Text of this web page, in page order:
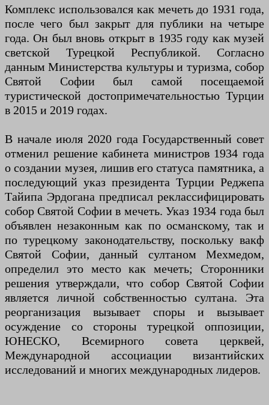
Комплекс использовался как мечеть до 1931 года,
после чего был закрыт для публики на четыре
года. Он был вновь открыт в 1935 году как музей
светской Турецкой Республикой. Согласно
данным Министерства культуры и туризма, собор
Святой Софии был самой посещаемой
туристической достопримечательностью Турции
в 2015 и 2019 годах.
В начале июля 2020 года Государственный совет
отменил решение кабинета министров 1934 года
о создании музея, лишив его статуса памятника, а
последующий указ президента Турции Реджепа
Тайипа Эрдогана предписал реклассифицировать
собор Святой Софии в мечеть. Указ 1934 года был
объявлен незаконным как по османскому, так и
по турецкому законодательству, поскольку вакф
Святой Софии, данный султаном Мехмедом,
определил это место как мечеть; Сторонники
решения утверждали, что собор Святой Софии
является личной собственностью султана. Эта
реорганизация вызывает споры и вызывает
осуждение со стороны турецкой оппозиции,
ЮНЕСКО, Всемирного совета церквей,
Международной ассоциации византийских
исследований и многих международных лидеров.